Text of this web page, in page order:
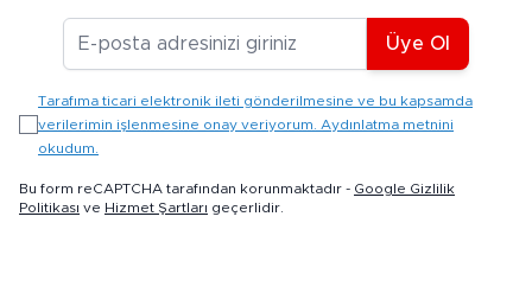
E-posta Adresiniz
Üye Ol
Tarafıma ticari elektronik ileti gönderilmesine ve bu kapsamda
verilerimin işlenmesine onay veriyorum. Aydınlatma metnini
okudum.
Bu form reCAPTCHA tarafından korunmaktadır - Google Gizlilik
Politikası ve Hizmet Şartları geçerlidir.